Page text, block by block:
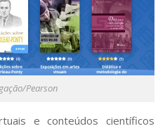
Pearson
e conteúdos científicos